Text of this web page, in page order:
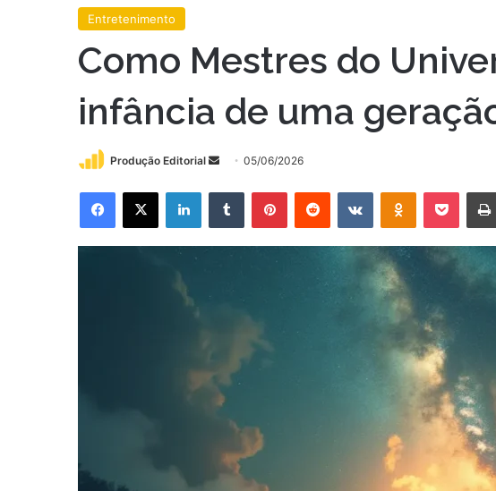
Entretenimento
Como Mestres do
infância de uma
Produção Editorial
Mande
e-
05/06/2026
Facebook
X LinkedinTumblr PinterestReddit VK OK Pocket